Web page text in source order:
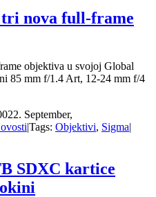
nova full-frame
objektiva u svojoj Global
85 mm f/1.4 Art, 12-24 mm f/4
22. September,
|Tags: Objektivi, Sigma|
SDXC kartice